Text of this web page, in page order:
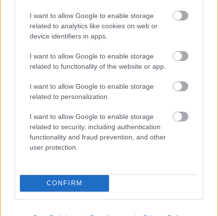
I want to allow Google to enable storage
related to analytics like cookies on web or
device identifiers in apps.
I want to allow Google to enable storage
related to functionality of the website or app.
I want to allow Google to enable storage
related to personalization.
I want to allow Google to enable storage
related to security, including authentication
functionality and fraud prevention, and other
user protection.
CONFIRM
puntos)
Si quieres un defensa que juegue siempre y puntúe bien por
menos de 4 millones, Leandro Cabrera cumple con todos
esos requisitos. El central del Espanyol tiene un valor de
lo que llevamos de temporada y promedia 5 puntos en
Comunio y 6,98 enSofaScore.
El defensor uruguayo es un jugador muy fiable, tal como
mostró en las temporadas 18/19 y 19/20, en las que
consiguió 159 y 157 puntos respectivamente. Esta campaña
va camino de superar esos registros si mantiene su
¿Aún no juegas a Comunio? Regístrate, ¡gratis!